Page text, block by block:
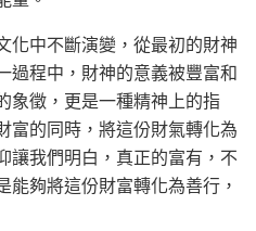
化中不斷演變，從最初的財神
過程中，財神的意義被豐富和
象徵，更是一種精神上的指
富的同時，將這份財氣轉化為
讓我們明白，真正的富有，不
夠將這份財富轉化為善行，